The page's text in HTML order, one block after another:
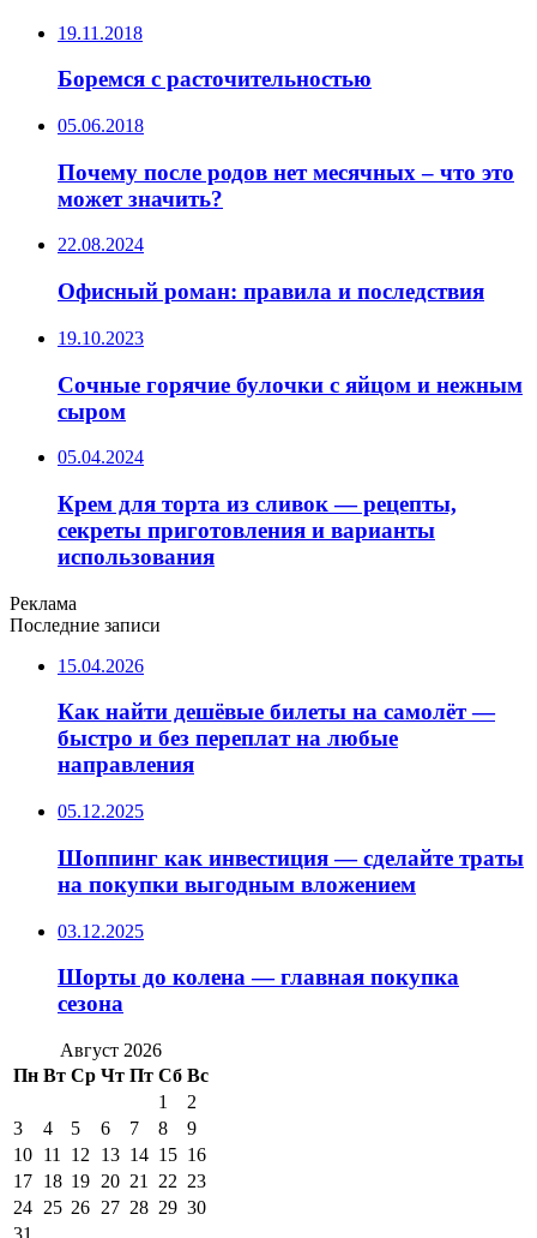
19.11.2018
Боремся с расточительностью
05.06.2018
Почему после родов нет месячных – что это
может значить?
22.08.2024
Офисный роман: правила и последствия
19.10.2023
Сочные горячие булочки с яйцом и нежным
сыром
05.04.2024
Крем для торта из сливок — рецепты,
секреты приготовления и варианты
использования
Реклама
Последние записи
15.04.2026
Как найти дешёвые билеты на самолёт —
быстро и без переплат на любые
направления
05.12.2025
Шоппинг как инвестиция — сделайте траты
на покупки выгодным вложением
03.12.2025
Шорты до колена — главная покупка
сезона
Август 2026
Пн Вт Ср Чт Пт Сб Вс
1
2
3
4 5 6 7 8
9
10 11 12 13 14 15 16
17 18 19 20 21 22 23
24 25 26 27 28 29 30
31